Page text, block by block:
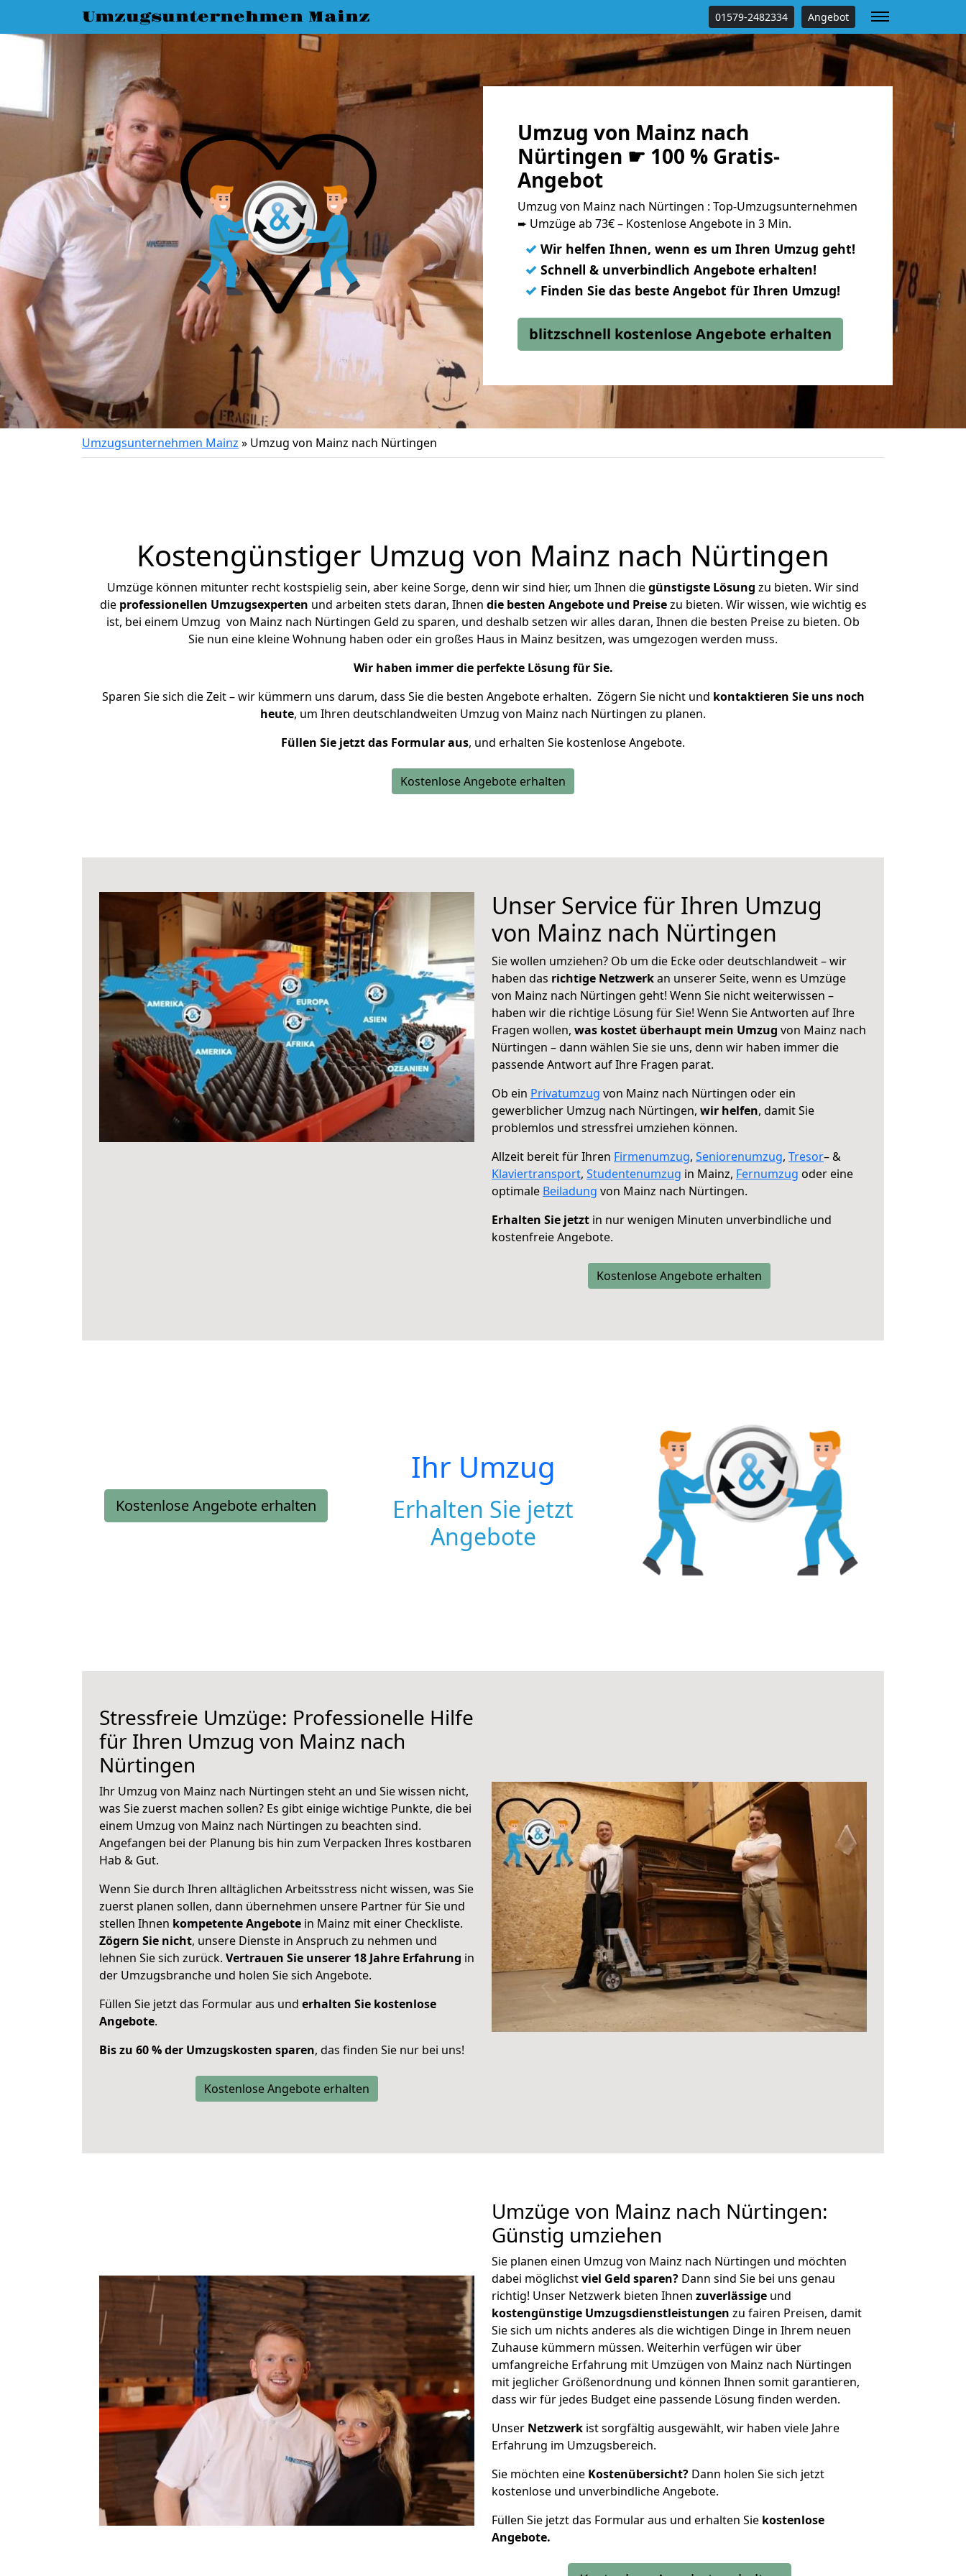
Umzugsunternehmen Mainz 01579-2482334 Angebot
Umzug von Mainz nach
Nürtingen ☛ 100 % Gratis-
Angebot
Umzug von Mainz nach Nürtingen : Top-Umzugsunternehmen
➨ Umzüge ab 73€ – Kostenlose Angebote in 3 Min.
✓ Wir helfen Ihnen, wenn es um Ihren Umzug geht!
✓ Schnell & unverbindlich Angebote erhalten!
✓ Finden Sie das beste Angebot für Ihren Umzug!
blitzschnell kostenlose Angebote erhalten
Umzugsunternehmen Mainz » Umzug von Mainz nach Nürtingen
Kostengünstiger Umzug von Mainz nach Nürtingen
Umzüge können mitunter recht kostspielig sein, aber keine Sorge, denn wir sind hier, um Ihnen diegünstigste Lösung zu bieten. Wir sind
die professionellen Umzugsexperten und arbeiten stets daran, Ihnen die besten Angebote und Preisezu bieten. Wir wissen, wie wichtig es
ist, bei einem Umzug von Mainz nach Nürtingen Geld zu sparen, und deshalb setzen wir alles daran, Ihnen die besten Preise zu bieten. Ob
Sie nun eine kleine Wohnung haben oder ein großes Haus in Mainz besitzen, was umgezogen werden muss.
Wir haben immer die perfekte Lösung für Sie.
Sparen Sie sich die Zeit – wir kümmern uns darum, dass Sie die besten Angebote erhalten. Zögern Sie nicht und kontaktieren Sie uns noch
heute, um Ihren deutschlandweiten Umzug von Mainz nach Nürtingen zu planen.
Füllen Sie jetzt das Formular aus, und erhalten Sie kostenlose Angebote.
Kostenlose Angebote erhalten
Unser Service für Ihren Umzug
von Mainz nach Nürtingen
Sie wollen umziehen? Ob um die Ecke oder deutschlandweit – wir
haben das richtige Netzwerkan unserer Seite, wenn es Umzüge
von Mainz nach Nürtingen geht! Wenn Sie nicht weiterwissen –
haben wir die richtige Lösung für Sie! Wenn Sie Antworten auf Ihre
Fragen wollen, was kostet überhaupt mein Umzug von Mainz nach
Nürtingen – dann wählen Sie sie uns, denn wir haben immer die
passende Antwort auf Ihre Fragen parat.
Ob ein Privatumzug von Mainz nach Nürtingen oder ein
gewerblicher Umzug nach Nürtingen, wir helfen, damit Sie
problemlos und stressfrei umziehen können.
Allzeit bereit für Ihren Firmenumzug, Seniorenumzug, Tresor– &
Klaviertransport, Studentenumzug in Mainz, Fernumzug oder eine
optimale Beiladung von Mainz nach Nürtingen.
Erhalten Sie jetzt in nur wenigen Minuten unverbindliche und
kostenfreie Angebote.
Kostenlose Angebote erhalten
Kostenlose Angebote erhalten
Ihr Umzug
Erhalten Sie jetzt
Angebote
Stressfreie Umzüge: Professionelle Hilfe
für Ihren Umzug von Mainz nach
Nürtingen
Ihr Umzug von Mainz nach Nürtingen steht an und Sie wissen nicht,
was Sie zuerst machen sollen? Es gibt einige wichtige Punkte, die bei
einem Umzug von Mainz nach Nürtingen zu beachten sind.
Angefangen bei der Planung bis hin zum Verpacken Ihres kostbaren
Hab & Gut.
Wenn Sie durch Ihren alltäglichen Arbeitsstress nicht wissen, was Sie
zuerst planen sollen, dann übernehmen unsere Partner für Sie und
stellen Ihnen kompetente Angebote in Mainz mit einer Checkliste.
Zögern Sie nicht, unsere Dienste in Anspruch zu nehmen und
lehnen Sie sich zurück. Vertrauen Sie unserer 18 Jahre Erfahrung in
der Umzugsbranche und holen Sie sich Angebote.
Füllen Sie jetzt das Formular aus und erhalten Sie kostenlose
Angebote.
Bis zu 60 % der Umzugskosten sparen, das finden Sie nur bei uns!
Kostenlose Angebote erhalten
Umzüge von Mainz nach Nürtingen:
Günstig umziehen
Sie planen einen Umzug von Mainz nach Nürtingen und möchten
dabei möglichstviel Geld sparen? Dann sind Sie bei uns genau
richtig! Unser Netzwerk bieten Ihnen zuverlässige und
kostengünstige Umzugsdienstleistungen zu fairen Preisen, damit
Sie sich um nichts anderes als die wichtigen Dinge in Ihrem neuen
Zuhause kümmern müssen. Weiterhin verfügen wir über
umfangreiche Erfahrung mit Umzügen von Mainz nach Nürtingen
mit jeglicher Größenordnung und können Ihnen somit garantieren,
dass wir für jedes Budget eine passende Lösung finden werden.
Unser Netzwerk ist sorgfältig ausgewählt, wir haben viele Jahre
Erfahrung im Umzugsbereich.
Sie möchten eine Kostenübersicht? Dann holen Sie sich jetzt
kostenlose und unverbindliche Angebote.
Füllen Sie jetzt das Formular aus und erhalten Sie kostenlose
Angebote.